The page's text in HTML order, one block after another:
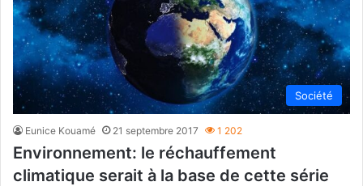
Société
Eunice Kouamé 21 septembre 2017 1 202
Environnement: le réchauffement
climatique serait à la base de cette série